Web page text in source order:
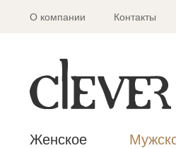
О компании Контакты
Женское